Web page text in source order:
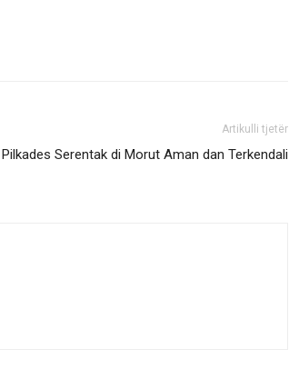
Artikulli tjetër
Pilkades Serentak di Morut Aman dan Terkendali